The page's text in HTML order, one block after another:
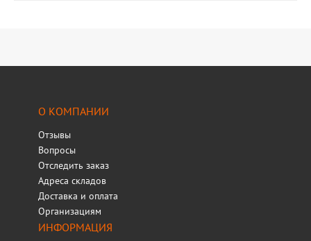
О КОМПАНИИ
Отзывы
Вопросы
Отследить заказ
Адреса складов
Доставка и оплата
Организациям
ИНФОРМАЦИЯ